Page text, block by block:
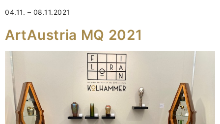
04.11. – 08.11.2021
ArtAustria MQ 2021